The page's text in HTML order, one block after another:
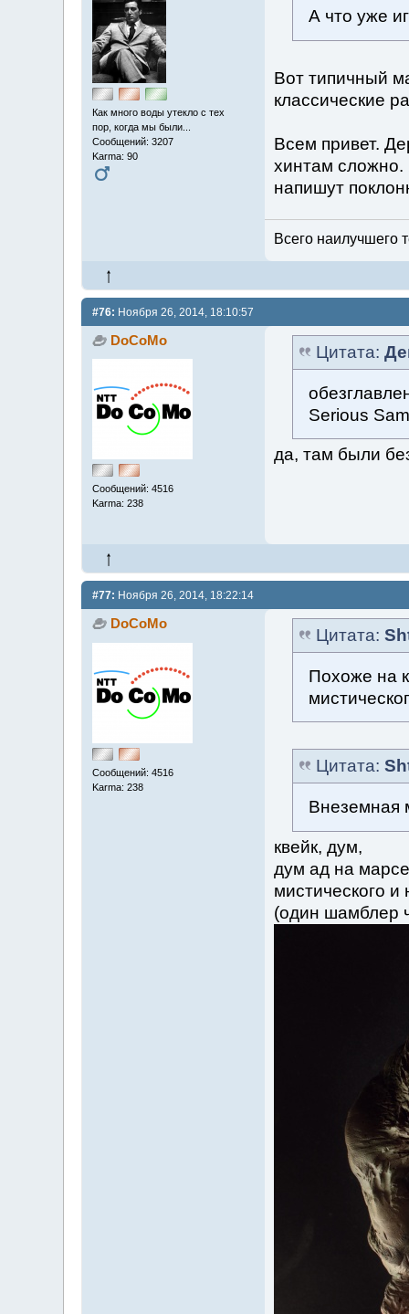
Как много воды утекло с тех
пор, когда мы были...
Сообщений: 3207
Karma: 90
А что уже
Вот типичный
классические
Всем привет.
хинтам сложно.
напишут
Всего наилучшего
#76: Ноября 26, 2014, 18:10:57
DoCoMo
Сообщений: 4516
Karma: 238
Цитата:
Serious
да, там были
#77: Ноября 26, 2014, 18:22:14
DoCoMo
Сообщений: 4516
Karma: 238
Цитата:
Похоже на
Цитата:
Внеземная
квейк, дум,
дум ад на
мистического и
(один шамблер